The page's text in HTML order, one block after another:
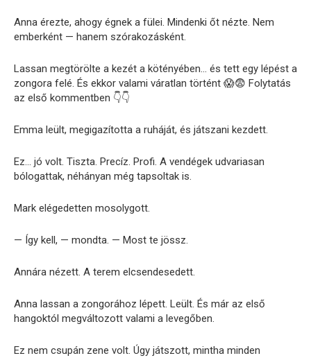
Anna érezte, ahogy égnek a fülei. Mindenki őt nézte. Nem
emberként — hanem szórakozásként.
Lassan megtörölte a kezét a kötényében… és tett egy lépést a
zongora felé. És ekkor valami váratlan történt 😱😨 Folytatás
az első kommentben 👇👇
Emma leült, megigazította a ruháját, és játszani kezdett.
Ez… jó volt. Tiszta. Precíz. Profi. A vendégek udvariasan
bólogattak, néhányan még tapsoltak is.
Mark elégedetten mosolygott.
— Így kell, — mondta. — Most te jössz.
Annára nézett. A terem elcsendesedett.
Anna lassan a zongorához lépett. Leült. És már az első
hangoktól megváltozott valami a levegőben.
Ez nem csupán zene volt. Úgy játszott, mintha minden